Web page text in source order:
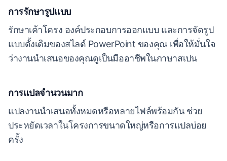
การรักษารูปแบบ
รักษาเค้าโครง องค์ประกอบการออกแบบ และการจัดรูป
แบบดั้งเดิมของสไลด์ PowerPoint ของคุณ เพื่อให้มั่นใจ
ว่างานนำเสนอของคุณดูเป็นมืออาชีพในภาษาสเปน
การแปลจำนวนมาก
แปลงานนำเสนอทั้งหมดหรือหลายไฟล์พร้อมกัน ช่วย
ประหยัดเวลาในโครงการขนาดใหญ่หรือการแปลบ่อย
ครั้ง